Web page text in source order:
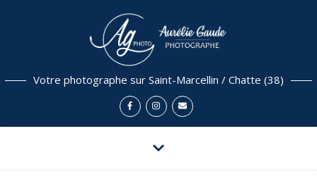
Votre photographe sur Saint-Marcellin / Chatte (38)